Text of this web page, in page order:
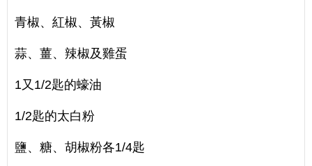
青椒、紅椒、黃椒
蒜、薑、辣椒及雞蛋
1又1/2匙的蠔油
1/2匙的太白粉
鹽、糖、胡椒粉各1/4匙